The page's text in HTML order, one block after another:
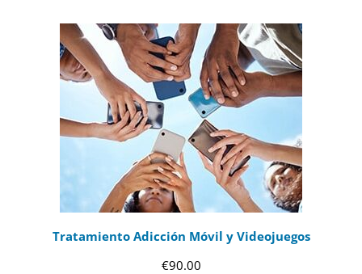
Tratamiento Adicción Móvil y Videojuegos
€90.00